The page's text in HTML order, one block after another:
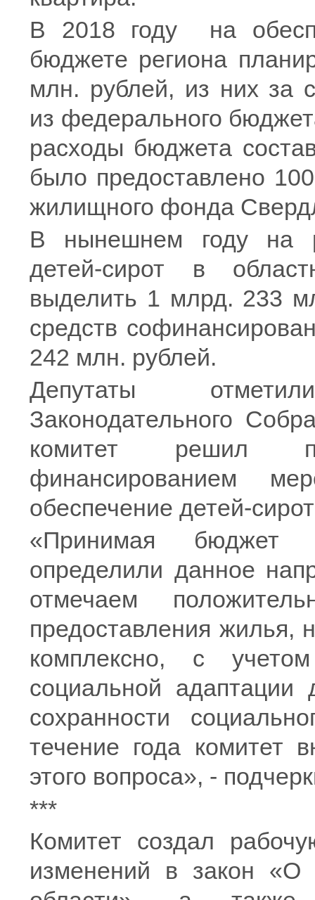
В 2018 году на
бюджете региона
млн. рублей, из них за
из федерального
расходы бюджета
было предоставлено
жилищного фонда
В нынешнем году на
детей-сирот в
выделить 1 млрд. 233
средств
242 млн. рублей.
Депутаты
Законодательного
комитет решил
финансированием
обеспечение детей-
«Принимая бюджет
определили данное
отмечаем
предоставления жилья,
комплексно, с
социальной адаптации
сохранности
течение года комитет
этого вопроса», -
***
Комитет создал
изменений в закон «О